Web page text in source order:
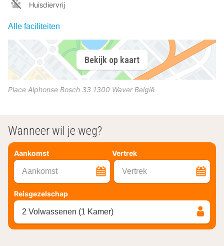
Huisdiervrij
Alle faciliteiten
Bekijk op kaart
Place Alphonse Bosch 33 1300 Waver België
Wanneer wil je weg?
Aankomst Vertrek
Aankomst Vertrek
Reisgezelschap
2 Volwassenen (1 Kamer)